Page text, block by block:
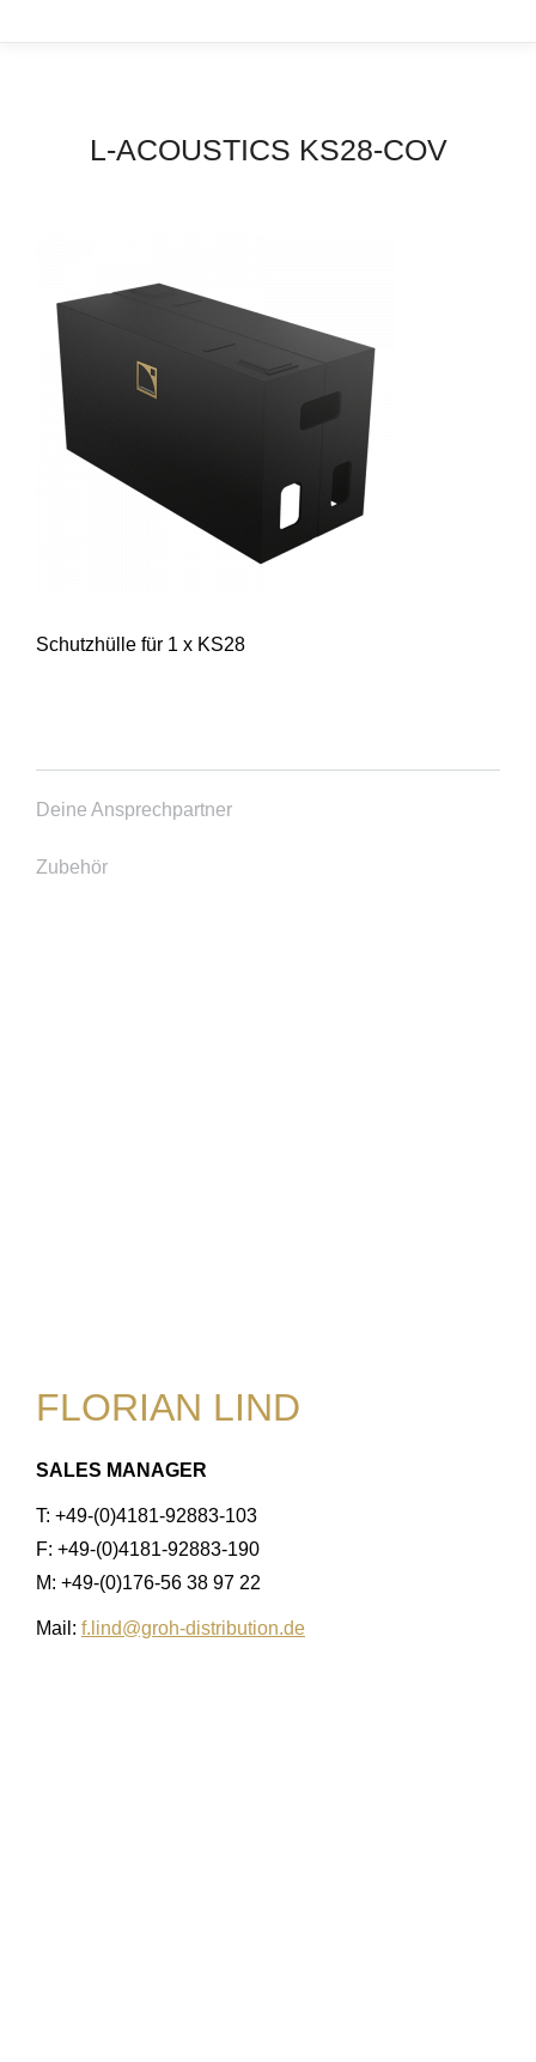
L-ACOUSTICS KS28-COV
Schutzhülle für 1 x KS28
Deine Ansprechpartner
Zubehör
FLORIAN LIND
SALES MANAGER
T: +49-(0)4181-92883-103
F: +49-(0)4181-92883-190
M: +49-(0)176-56 38 97 22
Mail: f.lind@groh-distribution.de